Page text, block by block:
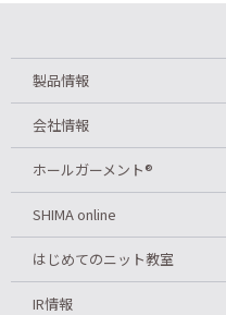
製品情報
会社情報
ホールガーメント®
SHIMA online
はじめてのニット教室
IR情報